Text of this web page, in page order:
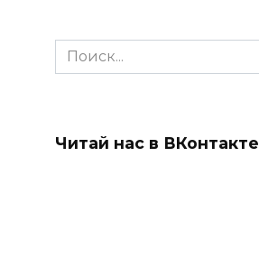
Search
for:
Читай нас в ВКонтакте